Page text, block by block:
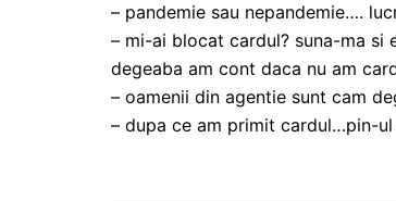
– pandemie sau nepandemie….
– mi-ai blocat cardul? suna-ma
degeaba am cont daca nu am
– oamenii din agentie sunt cam
– dupa ce am primit cardul…pin-